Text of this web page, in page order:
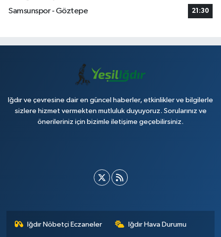
Samsunspor - Göztepe
21:30
Iğdır ve çevresine dair en güncel haberler, etkinlikler ve bilgilerle
sizlere hizmet vermekten mutluluk duyuyoruz. Sorularınız ve
önerileriniz için bizimle iletişime geçebilirsiniz.
Iğdır Nöbetçi Eczaneler Iğdır Hava Durumu